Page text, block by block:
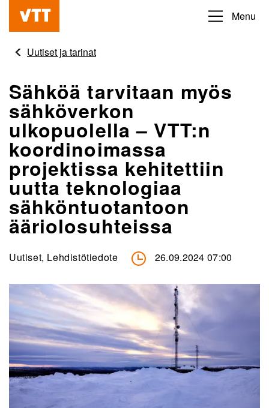
Hyppää
pääsisältöön
Beyond
obvious
Menu
Uutiset ja tarinat
Sähköä tarvitaan myös
sähköverkon
ulkopuolella – VTT:n
koordinoimassa
projektissa kehitettiin
uutta teknologiaa
sähköntuotantoon
ääriolosuhteissa
Uutiset, Lehdistötiedote 26.09.2024 07:00